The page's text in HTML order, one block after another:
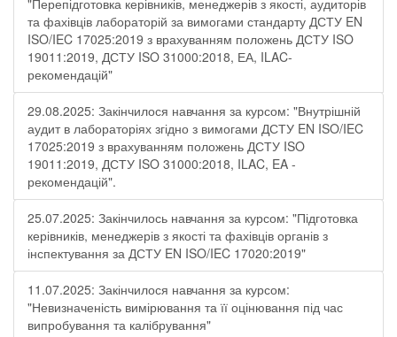
"Перепідготовка керівників, менеджерів з якості, аудиторів
та фахівців лабораторій за вимогами стандарту ДСТУ EN
ISO/IEC 17025:2019 з врахуванням положень ДСТУ ISO
19011:2019, ДСТУ ISO 31000:2018, ЕА, ILAC-
рекомендацій"
29.08.2025: Закінчилося навчання за курсом: "Внутрішній
аудит в лабораторіях згідно з вимогами ДСТУ EN ISO/IEC
17025:2019 з врахуванням положень ДСТУ ISO
19011:2019, ДСТУ ISO 31000:2018, ILAC, EA -
рекомендацій".
25.07.2025: Закінчилось навчання за курсом: "Підготовка
керівників, менеджерів з якості та фахівців органів з
інспектування за ДСТУ EN ISO/IEC 17020:2019"
11.07.2025: Закінчилося навчання за курсом:
"Невизначеність вимірювання та її оцінювання під час
випробування та калібрування"